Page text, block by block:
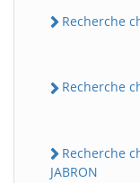
Recherche
Recherche
Recherche
JABRON